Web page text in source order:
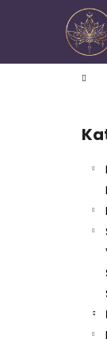
í
Zpět
do
Zpět
do